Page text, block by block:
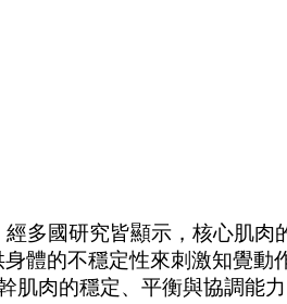
多國研究皆顯示，核心肌肉
體的不穩定性來刺激知覺動
肌肉的穩定、平衡與協調能力